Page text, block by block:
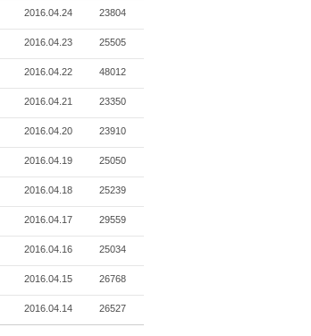
2016.04.24 23804
2016.04.23 25505
2016.04.22 48012
2016.04.21 23350
2016.04.20 23910
2016.04.19 25050
2016.04.18 25239
2016.04.17 29559
2016.04.16 25034
2016.04.15 26768
2016.04.14 26527